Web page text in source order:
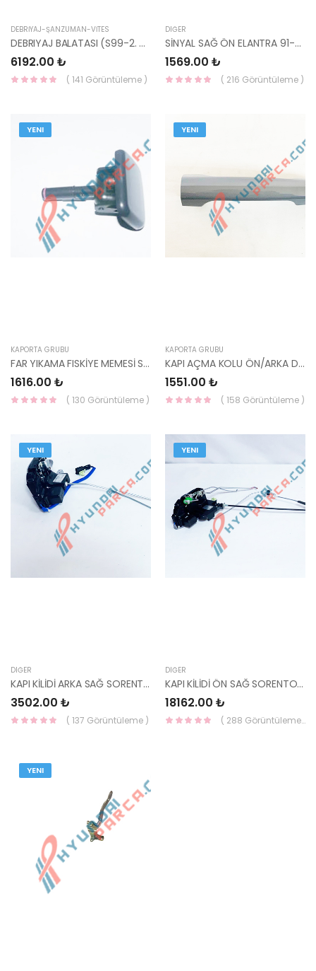
DEBRİYAJ-ŞANZUMAN-VİTES
DEBRIYAJ BALATASI (S99-2. 41100-39020-HMC
6192.00 ₺
( 141 Görüntüleme )
DIĞER
SİNYAL SAĞ ÖN ELANTRA 91-93 92302-28020-YS
1569.00 ₺
( 216 Görüntüleme )
YENI
KAPORTA GRUBU
FAR YIKAMA FISKİYE MEMESİ SOL SORENTO 02-06 98460-3E000XX-MOBIS
1616.00 ₺
( 130 Görüntüleme )
YENI
KAPORTA GRUBU
KAPI AÇMA KOLU ÖN/ARKA DIŞ RİO 12- 82651-1W010-HMC
1551.00 ₺
( 158 Görüntüleme )
YENI
DIĞER
KAPI KİLİDİ ARKA SAĞ SORENTO 2002-2010 81420-3E000-HMC
3502.00 ₺
( 137 Görüntüleme )
YENI
DIĞER
KAPI KİLİDİ ÖN SAĞ SORENTO 2002-2006 81320-3E000-HMC
18162.00 ₺
( 288 Görüntüleme )
YENI